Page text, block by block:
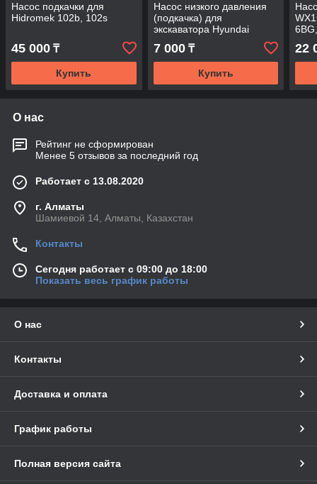
Насос подкачки для
Hidromek 102b, 102s
45 000 ₸
Купить
Насос низкого давления
(подкачка) для
экскаватора Hyundai
R1400W
7 000₸
Купить
22
О нас
Рейтинг не сформирован
Менее 5 отзывов за последний год
Работает с 13.08.2020
г. Алматы
Шамиевой 14, Алматы, Казахстан
Контакты
Сегодня работает с 09:00 до 18:00
Показать весь график работы
О нас
Контакты
Доставка и оплата
График работы
Полная версия сайта